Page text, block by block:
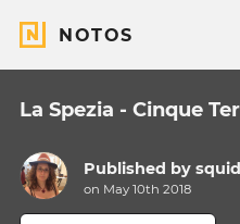
NOTOS
La Spezia - Cinque
Published by
on May 10th 2018